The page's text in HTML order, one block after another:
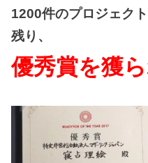
1200件のプロジェク
残り、
優秀賞を獲